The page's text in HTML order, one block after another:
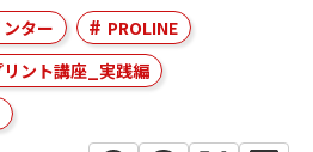
ター
PROLINE
リント講座_実践編